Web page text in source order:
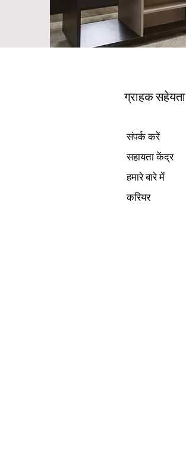
ग्राहक सहेयता
संपर्क करें
सहायता केंद्र
हमारे बारे में
करियर